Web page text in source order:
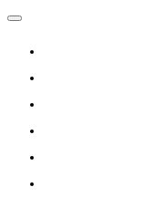
Navigation umschalten